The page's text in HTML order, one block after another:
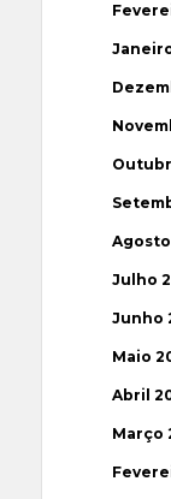
Julho
Junho
Maio
Abril
Março